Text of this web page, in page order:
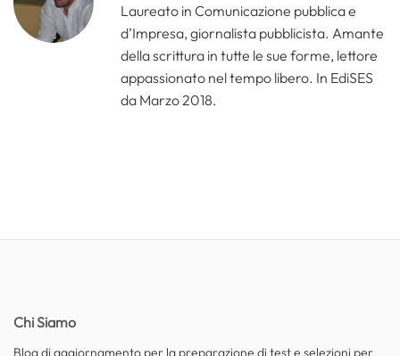
Laureato in Comunicazione pubblica e
d’Impresa, giornalista pubblicista. Amante
della scrittura in tutte le sue forme, lettore
appassionato nel tempo libero. In EdiSES
da Marzo 2018.
Chi Siamo
Blog di aggiornamento per la preparazione di test e selezioni per